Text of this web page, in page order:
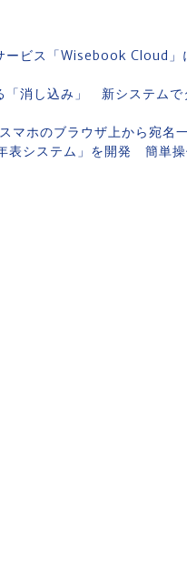
ービス「Wisebook Cloud
「消し込み」 新システム
マホのブラウザ上から宛名
システム」を開発 簡単操